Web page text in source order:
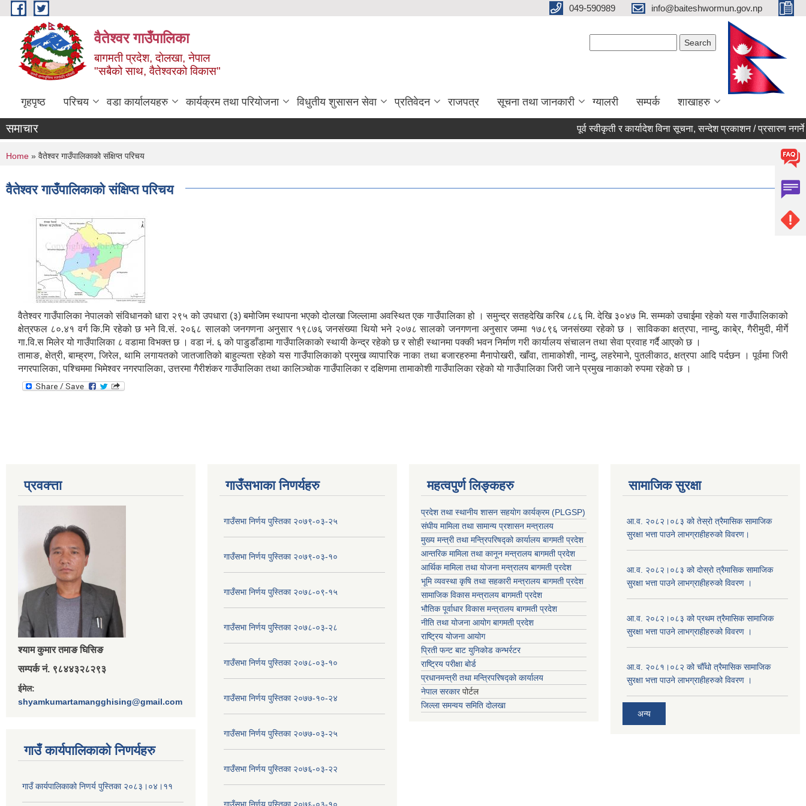
Skip to main content 049-590989 info@baiteshwormun.gov.np
वैतेश्वर गाउँपालिका
बागमती प्रदेश, दाेलखा, नेपाल
"सबैको साथ, वैतेश्वरको विकास"
गृहपृष्ठ परिचय वडा कार्यालयहरु कार्यक्रम तथा परियोजना विधुतीय शुसासन सेवा प्रतिवेदन राजपत्र सूचना तथा जानकारी ग्यालरी सम्पर्क शाखाहरु
समाचार पूर्व स्वीकृती र कार्यादेश विना सूचना, सन्देश प्रकाशन / प्रसारण नगर्ने
You are here
Home » वैतेश्वर गाउँपालिकाको संक्षिप्त परिचय
वैतेश्वर गाउँपालिकाको संक्षिप्त परिचय
वैतेश्वर गाउँपालिका नेपालको संविधानको धारा २९५ को उपधारा (३) बमोजिम स्थापना भएको दोलखा जिल्लामा अवस्थित एक गाउँपालिका हो । समुन्द्र सतहदेखि करिब ८८६ मि. देखि ३०४७ मि. सम्मको उचाईमा रहेको यस गाउँपालिकाको
क्षेत्रफल ८०.४१ वर्ग कि.मि रहेको छ भने वि.सं. २०६८ सालको जनगणना अनुसार १९८७६ जनसंख्या थियो भने २०७८ सालको जनगणना अनुसार जम्मा १७८९६ जनसंख्या रहेको छ । साविकका क्षत्रपा, नाम्दु, काबे्र, गैरीमुदी, मीर्गे
गा.वि.स मिलेर यो गाउँपालिका ८ वडामा विभक्त छ । वडा नं. ६ को पाडुडाँडामा गाउँपालिकाकाे स्थायी केन्द्र रहेकाे छ र साेही स्थानमा पक्की भवन निर्माण गरी कार्यालय संचालन तथा सेवा प्रवाह गर्दै आएकाे छ ।
तामाङ, क्षेत्री, बाम्ह्रण, जिरेल, थामि लगायतको जातजातिको बाहुल्यता रहेको यस गाउँपालिकाको प्रमुख व्यापारिक नाका तथा बजारहरुमा मैनापोखरी, खाँवा, तामाकोशी, नाम्दु, लहरेमाने, पुतलीकाठ, क्षत्रपा आदि पर्दछन । पूर्वमा जिरी
नगरपालिका, पश्चिममा भिमेश्वर नगरपालिका, उत्तरमा गैरीशंकर गाउँपालिका तथा कालिञ्चोक गाउँपालिका र दक्षिणमा तामाकोशी गाउँपालिका रहेको यो गाउँपालिका जिरी जाने प्रमुख नाकाको रुपमा रहेको छ ।
प्रवक्त्ता
श्‍याम कुमार तमाङ घिसिङ
सम्पर्क नं. ९८४४३२८२९३
ईमेल:
shyamkumartamangghising@gmail.com
गाउँ कार्यपालिकाकाे निणर्यहरु
गाउँ कार्यपालिकाको निणर्य पुस्तिका २०८३।०४।११
गाउँसभाका निणर्यहरु
गाउँसभा निर्णय पुस्तिका २०७९-०३-२५
गाउँसभा निर्णय पुस्तिका २०७९-०३-१०
गाउँसभा निर्णय पुस्तिका २०७८-०९-१५
गाउँसभा निर्णय पुस्तिका २०७८-०३-२८
गाउँसभा निर्णय पुस्तिका २०७८-०३-१०
गाउँसभा निर्णय पुस्तिका २०७७-१०-२४
गाउँसभा निर्णय पुस्तिका २०७७-०३-२५
गाउँसभा निर्णय पुस्तिका २०७६-०३-२२
महत्वपुर्ण लिङ्कहरु
प्रदेश तथा स्थानीय शासन सहयाेग कार्यक्रम (PLGSP)
संघीय मामिला तथा सामान्य प्रशासन मन्त्रालय
मुख्य मन्त्री तथा मन्त्रिपरिषद्को कार्यालय बागमती प्रदेश
आन्तरिक मामिला तथा कानून मन्त्रालय बागमती प्रदेश
आर्थिक मामिला तथा योजना मन्त्रालय बागमती प्रदेश
भूमि व्यवस्था कृषि तथा सहकारी मन्त्रालय बागमती प्रदेश
सामाजिक विकास मन्त्रालय बागमती प्रदेश
भौतिक पूर्वाधार विकास मन्त्रालय बागमती प्रदेश
नीति तथा योजना आयोग बागमती प्रदेश
राष्ट्रिय योजना आयोग
प्रिती फन्ट बाट युनिकोड कन्भर्रटर
राष्ट्रिय परीक्षा बोर्ड
प्रधानमन्त्री तथा मन्त्रिपरिषद्को कार्यालय
नेपाल सरकारपोर्टल
जिल्ला समन्वय समिति दोलखा
सामाजिक सुरक्षा
आ.व. २०८२।०८३ को तेस्रो त्रैमासिक सामाजिक
सुरक्षा भत्ता पाउने लाभग्राहीहरुको विवरण।
आ.व. २०८२।०८३ को दोस्रो त्रैमासिक सामाजिक
सुरक्षा भत्ता पाउने लाभग्राहीहरुको विवरण ।
आ.व. २०८२।०८३ को प्रथम त्रैमासिक सामाजिक
सुरक्षा भत्ता पाउने लाभग्राहीहरुको विवरण ।
आ.व. २०८१।०८२ को चौँथो त्रैमासिक सामाजिक
सुरक्षा भत्ता पाउने लाभग्राहीहरुको विवरण ।
अन्य